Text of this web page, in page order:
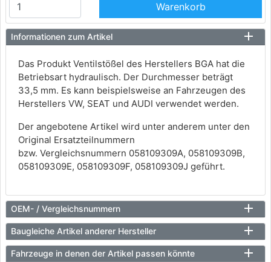
Warenkorb
Informationen zum Artikel
Das Produkt Ventilstößel des Herstellers BGA hat die
Betriebsart hydraulisch. Der Durchmesser beträgt
33,5 mm. Es kann beispielsweise an Fahrzeugen des
Herstellers VW, SEAT und AUDI verwendet werden.
Der angebotene Artikel wird unter anderem unter den
Original Ersatzteilnummern
bzw. Vergleichsnummern 058109309A, 058109309B,
058109309E, 058109309F, 058109309J geführt.
OEM- / Vergleichsnummern
Baugleiche Artikel anderer Hersteller
Fahrzeuge in denen der Artikel passen könnte